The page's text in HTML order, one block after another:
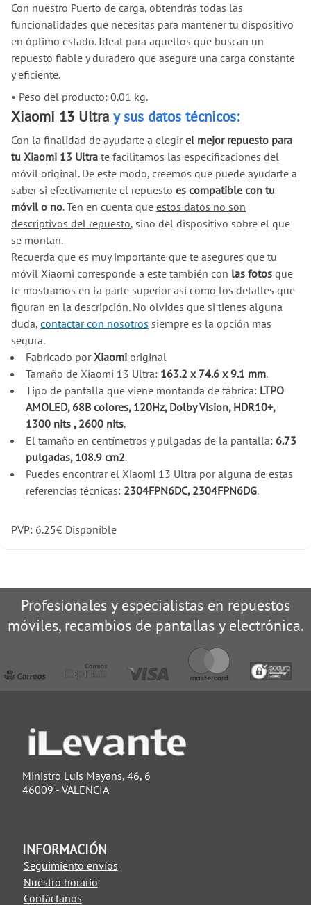
Con nuestro Puerto de carga, obtendrás todas las
funcionalidades que necesitas para mantener tu dispositivo
en óptimo estado. Ideal para aquellos que buscan un
repuesto fiable y duradero que asegure una carga constante
y eficiente.
• Peso del producto: 0.01 kg.
Xiaomi 13 Ultra y sus datos técnicos:
Con la finalidad de ayudarte a elegirel mejor repuesto para
tu Xiaomi 13 Ultra te facilitamos las especificaciones del
móvil original. De este modo, creemos que puede ayudarte a
saber si efectivamente el repuesto es compatible con tu
móvil o no. Ten en cuenta que estos datos no son
descriptivos del repuesto, sino del dispositivo sobre el que
se montan.
Recuerda que es muy importante que te asegures que tu
móvil Xiaomi corresponde a este también con las fotos que
te mostramos en la parte superior así como los detalles que
figuran en la descripción. No olvides que si tienes alguna
duda, contactar con nosotros siempre es la opción mas
segura.
Fabricado porXiaomioriginal
Tamaño de Xiaomi 13 Ultra: 163.2 x 74.6 x 9.1 mm.
Tipo de pantalla que viene montanda de fábrica: LTPO
AMOLED, 68B colores, 120Hz, Dolby Vision, HDR10+,
1300 nits , 2600 nits.
El tamaño en centímetros y pulgadas de la pantalla: 6.73
pulgadas, 108.9 cm2.
Puedes encontrar el Xiaomi 13 Ultra por alguna de estas
referencias técnicas: 2304FPN6DC, 2304FPN6DG.
PVP: 6.25€ Disponible
Profesionales y especialistas en repuestos
móviles, recambios de pantallas y electrónica.
Ministro Luis Mayans, 46, 6
46009 - VALENCIA
INFORMACIÓN
Seguimiento envíos
Nuestro horario
Contáctanos